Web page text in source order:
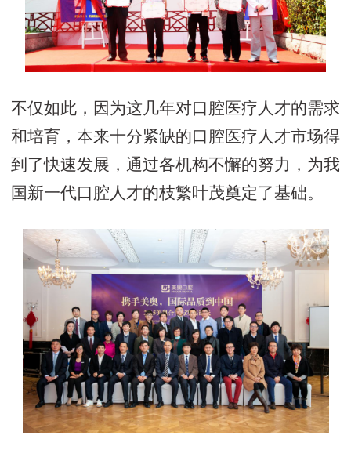
不仅如此，因为这几年对口腔医疗人才的需求
和培育，本来十分紧缺的口腔医疗人才市场得
到了快速发展，通过各机构不懈的努力，为我
国新一代口腔人才的枝繁叶茂奠定了基础。